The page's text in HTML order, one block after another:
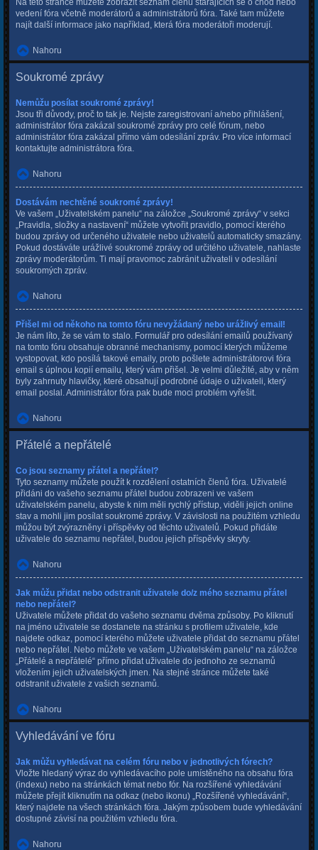
vedení fóra včetně moderátorů a administrátorů fóra. Také tam můžete
najít další informace jako například, která fóra moderátoři moderují.
Nahoru
Soukromé zprávy
Nemůžu posílat soukromé zprávy!
Jsou tři důvody, proč to tak je. Nejste zaregistrovaní a/nebo přihlášení,
administrátor fóra zakázal soukromé zprávy pro celé fórum, nebo
administrátor fóra zakázal přímo vám odesílání zpráv. Pro více informací
kontaktujte administrátora fóra.
Nahoru
Dostávám nechtěné soukromé zprávy!
Ve vašem „Uživatelském panelu“ na záložce „Soukromé zprávy“ v sekci
„Pravidla, složky a nastavení“ můžete vytvořit pravidlo, pomocí kterého
budou zprávy od určeného uživatele nebo uživatelů automaticky smazány.
Pokud dostáváte urážlivé soukromé zprávy od určitého uživatele, nahlaste
zprávy moderátorům. Ti mají pravomoc zabránit uživateli v odesílání
soukromých zpráv.
Nahoru
Přišel mi od někoho na tomto fóru nevyžádaný nebo urážlivý email!
Je nám líto, že se vám to stalo. Formulář pro odesílání emailů používaný
na tomto fóru obsahuje obranné mechanismy, pomocí kterých můžeme
vystopovat, kdo posílá takové emaily, proto pošlete administrátorovi fóra
email s úplnou kopií emailu, který vám přišel. Je velmi důležité, aby v něm
byly zahrnuty hlavičky, které obsahují podrobné údaje o uživateli, který
email poslal. Administrátor fóra pak bude moci problém vyřešit.
Nahoru
Přátelé a nepřátelé
Co jsou seznamy přátel a nepřátel?
Tyto seznamy můžete použít k rozdělení ostatních členů fóra. Uživatelé
přidáni do vašeho seznamu přátel budou zobrazeni ve vašem
uživatelském panelu, abyste k nim měli rychlý přístup, viděli jejich online
stav a mohli jim posílat soukromé zprávy. V závislosti na použitém vzhledu
můžou být zvýrazněny i příspěvky od těchto uživatelů. Pokud přidáte
uživatele do seznamu nepřátel, budou jejich příspěvky skryty.
Nahoru
Jak můžu přidat nebo odstranit uživatele do/z mého seznamu přátel
nebo nepřátel?
Uživatele můžete přidat do vašeho seznamu dvěma způsoby. Po kliknutí
na jméno uživatele se dostanete na stránku s profilem uživatele, kde
najdete odkaz, pomocí kterého můžete uživatele přidat do seznamu přátel
nebo nepřátel. Nebo můžete ve vašem „Uživatelském panelu“ na záložce
„Přátelé a nepřátelé“ přímo přidat uživatele do jednoho ze seznamů
vložením jejich uživatelských jmen. Na stejné stránce můžete také
odstranit uživatele z vašich seznamů.
Nahoru
Vyhledávání ve fóru
Jak můžu vyhledávat na celém fóru nebo v jednotlivých fórech?
Vložte hledaný výraz do vyhledávacího pole umístěného na obsahu fóra
(indexu) nebo na stránkách témat nebo fór. Na rozšířené vyhledávání
můžete přejít kliknutím na odkaz (nebo ikonu) „Rozšířené vyhledávání“,
který najdete na všech stránkách fóra. Jakým způsobem bude vyhledávání
dostupné závisí na použitém vzhledu fóra.
Nahoru